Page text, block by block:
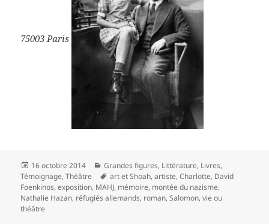
75003 Paris
Publié
le
16 octobre 2014 Catégories
Grandes figures, Littérature, Livres,
Témoignage,Théâtre
Mots-
clés
art et Shoah,artiste,Charlotte, David
Foenkinos,exposition, MAHJ, mémoire, montée du nazisme,
Nathalie Hazan, réfugiés allemands, roman,Salomon,vie ou
théâtre